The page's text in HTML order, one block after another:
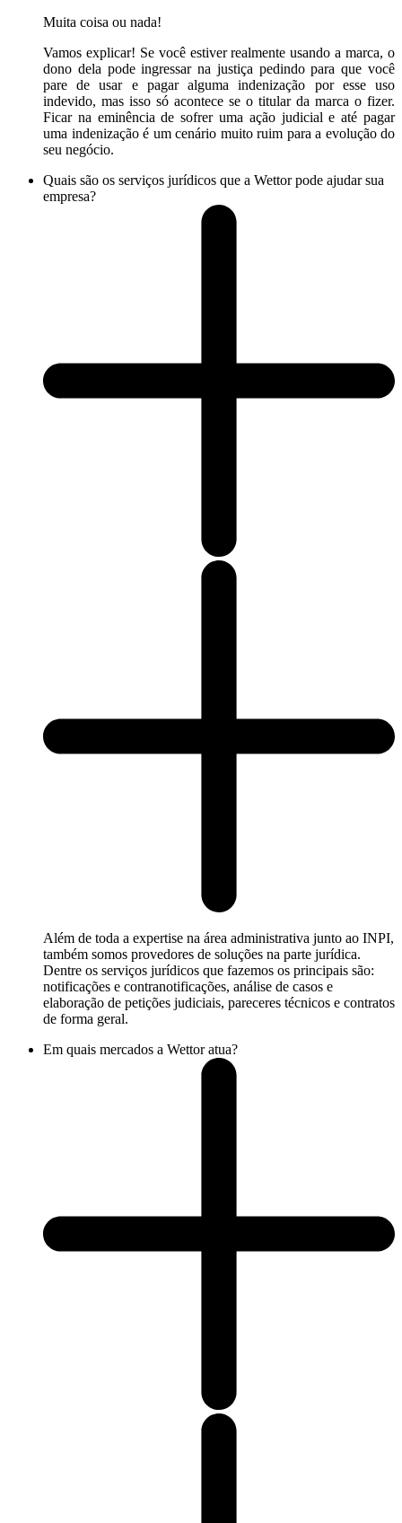
Muita coisa ou nada!
Vamos explicar! Se você estiver realmente usando a marca, o
dono dela pode ingressar na justiça pedindo para que você
pare de usar e pagar alguma indenização por esse uso
indevido, mas isso só acontece se o titular da marca o fizer.
Ficar na eminência de sofrer uma ação judicial e até pagar
uma indenização é um cenário muito ruim para a evolução do
seu negócio.
Quais são os serviços jurídicos que a Wettor pode ajudar sua
empresa?
Além de toda a expertise na área administrativa junto ao INPI,
também somos provedores de soluções na parte jurídica.
Dentre os serviços jurídicos que fazemos os principais são:
notificações e contranotificações, análise de casos e
elaboração de petições judiciais, pareceres técnicos e contratos
de forma geral.
Em quais mercados a Wettor atua?